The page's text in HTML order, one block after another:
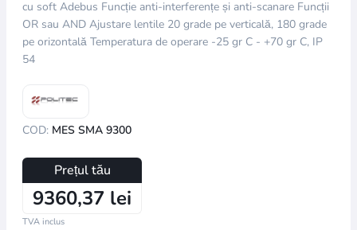
cu soft Adebus Funcție anti-interferențe și anti-scanare Funcții
OR sau AND Ajustare lentile 20 grade pe verticală, 180 grade
pe orizontală Temperatura de operare -25 gr C - +70 gr C, IP
54
COD: MES SMA 9300
Prețul tău
9360,37 lei
TVA inclus